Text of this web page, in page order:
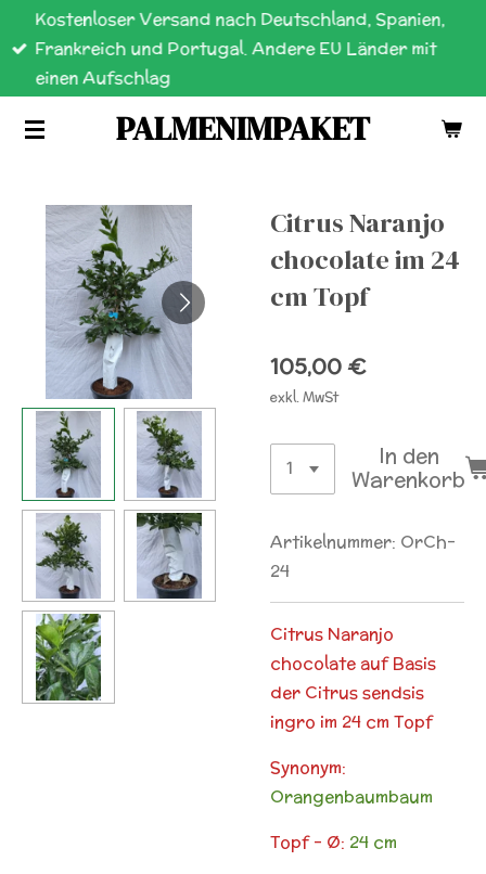
Zum
Hauptinhalt
springen
PALMENIMPAKET
Kostenloser Versand nach Deutschland, Spanien,
Frankreich und Portugal. Andere EU Länder mit
einen Aufschlag
Citrus Naranjo
chocolate im 24
cm Topf
105,00 €
exkl. MwSt
In den
Warenkorb
Artikelnummer: OrCh-
24
Citrus Naranjo
chocolate auf Basis
der Citrus sendsis
ingro im 24 cm Topf
Synonym:
Orangenbaumbaum
Topf - Ø: 24 cm